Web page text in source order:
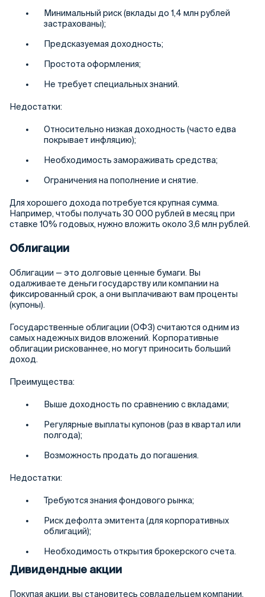
Минимальный риск (вклады до 1,4 млн рублей
застрахованы);
Предсказуемая доходность;
Простота оформления;
Не требует специальных знаний.
Недостатки:
Относительно низкая доходность (часто едва
покрывает инфляцию);
Необходимость замораживать средства;
Ограничения на пополнение и снятие.
Для хорошего дохода потребуется крупная сумма.
Например, чтобы получать 30 000 рублей в месяц при
ставке 10% годовых, нужно вложить около 3,6 млн рублей.
Облигации
Облигации — это долговые ценные бумаги. Вы
одалживаете деньги государству или компании на
фиксированный срок, а они выплачивают вам проценты
(купоны).
Государственные облигации (ОФЗ) считаются одним из
самых надежных видов вложений. Корпоративные
облигации рискованнее, но могут приносить больший
доход.
Преимущества:
Выше доходность по сравнению с вкладами;
Регулярные выплаты купонов (раз в квартал или
полгода);
Возможность продать до погашения.
Недостатки:
Требуются знания фондового рынка;
Риск дефолта эмитента (для корпоративных
облигаций);
Необходимость открытия брокерского счета.
Дивидендные акции
Покупая акции, вы становитесь совладельцем компании.